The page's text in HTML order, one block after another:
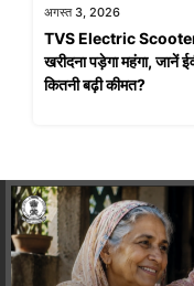
अगस्त 3, 2026
TVS Electric
खरीदना पड़ेगा महंगा, जानें
कितनी बढ़ी कीमत?